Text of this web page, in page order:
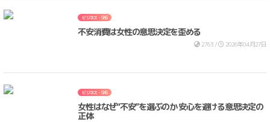
ビジネス・SNS
不安消費は女性の意思決定を歪める
2763 / 2026年04月27日
ビジネス・SNS
女性はなぜ“不安”を選ぶのか 安心を避ける意思決定の
正体